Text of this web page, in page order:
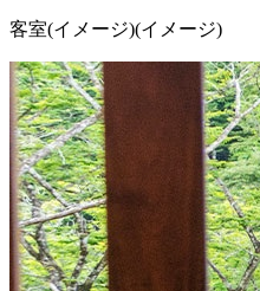
客室(イメージ)(イメージ)